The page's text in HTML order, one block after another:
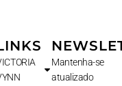
Mantenha-se
atualizado